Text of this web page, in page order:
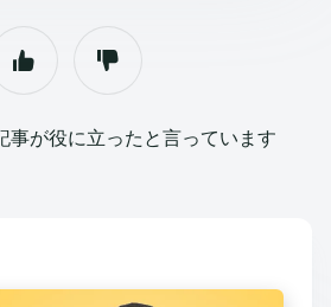
事が役に立ったと言っています